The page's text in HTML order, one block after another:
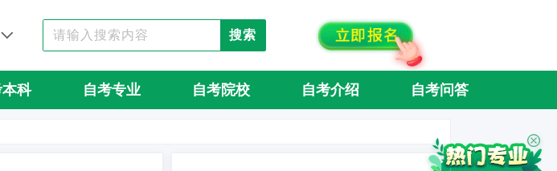
搜索
本科 自考专业 自考院校 自考介绍 自考问答